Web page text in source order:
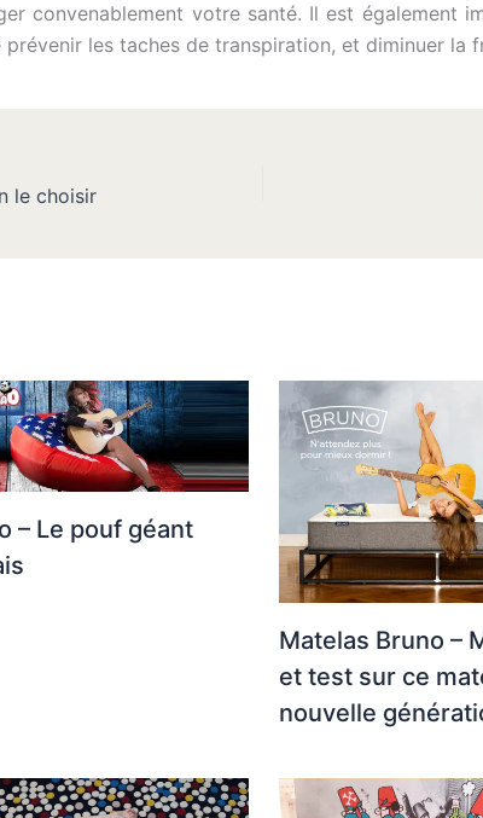
convenablement votre santé. Il est également
les taches de transpiration, et diminuer la
le choisir
– Le pouf géant
Matelas Bruno –
et test sur ce
nouvelle